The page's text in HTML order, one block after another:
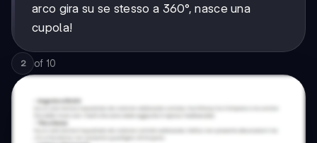
arco gira su se stesso a 360°, nasce una
cupola!
2 of 10